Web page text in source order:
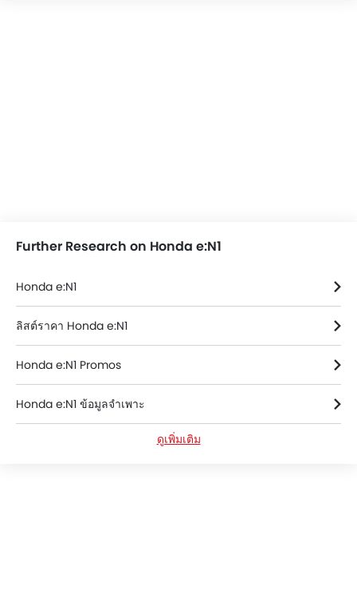
Further Research on Honda e:N1
Honda e:N1
ลิสต์ราคา Honda e:N1
Honda e:N1 Promos
Honda e:N1 ข้อมูลจำเพาะ
ดูเพิ่มเติม